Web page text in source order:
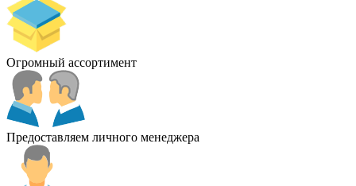
Огромный ассортимент
Предоставляем личного менеджера